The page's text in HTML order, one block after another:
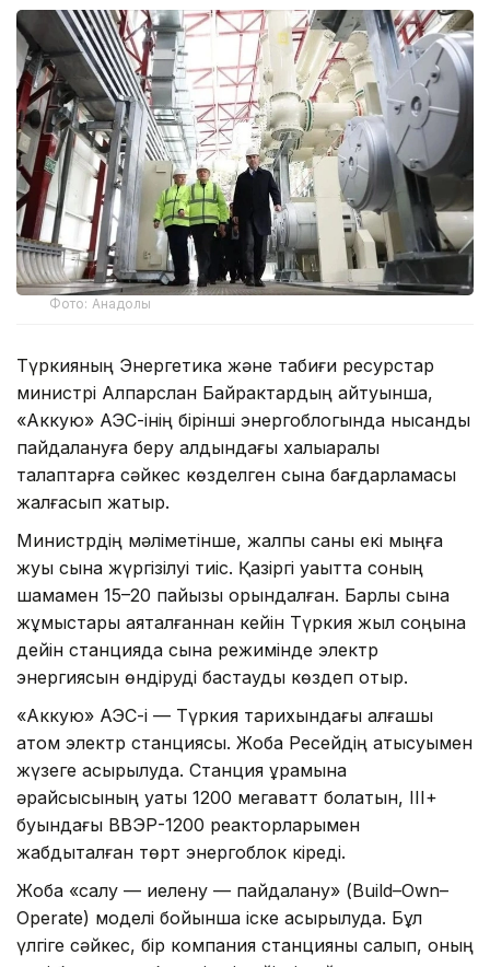
Фото: Анадолы
Түркияның Энергетика және табиғи ресурстар
министрі Алпарслан Байрактардың айтуынша,
«Аккую» АЭС-інің бірінші энергоблогында нысанды
пайдалануға беру алдындағы халықаралық
талаптарға сәйкес көзделген сынақ бағдарламасы
жалғасып жатыр.
Министрдің мәліметінше, жалпы саны екі мыңға
жуық сынақ жүргізілуі тиіс. Қазіргі уақытта соның
шамамен 15–20 пайызы орындалған. Барлық сынақ
жұмыстары аяқталғаннан кейін Түркия жыл соңына
дейін станцияда сынақ режимінде электр
энергиясын өндіруді бастауды көздеп отыр.
«Аккую» АЭС-і — Түркия тарихындағы алғашқы
атом электр станциясы. Жоба Ресейдің қатысуымен
жүзеге асырылуда. Станция құрамына
әрқайсысының қуаты 1200 мегаватт болатын, III+
буындағы ВВЭР-1200 реакторларымен
жабдықталған төрт энергоблок кіреді.
Жоба «салу — иелену — пайдалану» (Build–Own–
Operate) моделі бойынша іске асырылуда. Бұл
үлгіге сәйкес, бір компания станцияны салып, оның